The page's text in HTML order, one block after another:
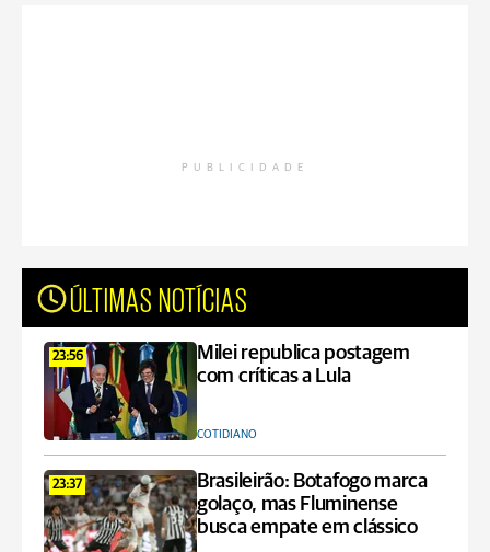
PUBLICIDADE
ÚLTIMAS NOTÍCIAS
23:56
Milei republica postagem
com críticas a Lula
COTIDIANO
23:37
Brasileirão: Botafogo marca
golaço, mas Fluminense
busca empate em clássico